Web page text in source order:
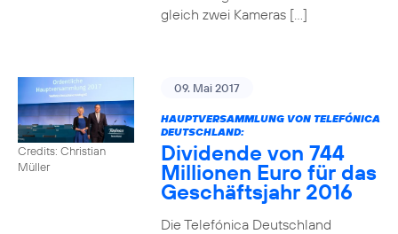
gleich zwei Kameras […]
Credits: Christian
Müller
09. Mai 2017
HAUPTVERSAMMLUNG VON TELEFÓNICA
DEUTSCHLAND:
Dividende von 744
Millionen Euro für das
Geschäftsjahr 2016
Die Telefónica Deutschland